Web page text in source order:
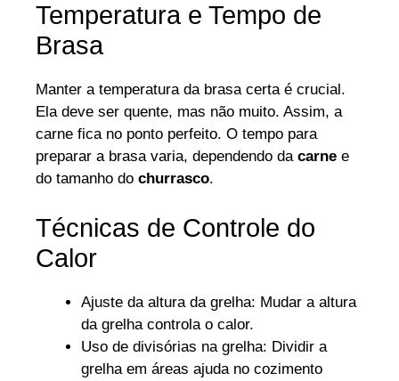
Temperatura e Tempo de
Brasa
Manter a temperatura da brasa certa é crucial.
Ela deve ser quente, mas não muito. Assim, a
carne fica no ponto perfeito. O tempo para
preparar a brasa varia, dependendo dacarne e
do tamanho do churrasco.
Técnicas de Controle do
Calor
Ajuste da altura da grelha: Mudar a altura
da grelha controla o calor.
Uso de divisórias na grelha: Dividir a
grelha em áreas ajuda no cozimento